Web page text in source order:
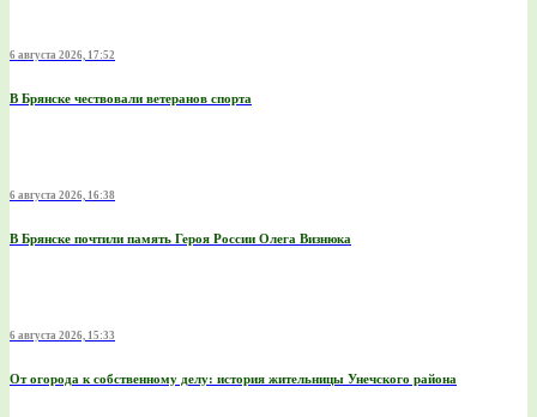
6 августа 2026, 17:52
В Брянске чествовали ветеранов спорта
6 августа 2026, 16:38
В Брянске почтили память Героя России Олега Визнюка
6 августа 2026, 15:33
От огорода к собственному делу: история жительницы Унечского района